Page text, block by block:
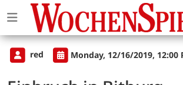
red Monday, 12/16/2019, 12:00